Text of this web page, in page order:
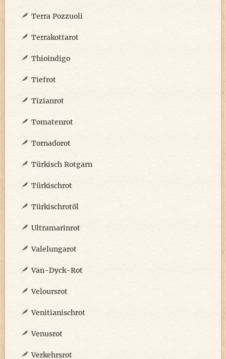
Terra Pozzuoli
Terrakottarot
Thioindigo
Tiefrot
Tizianrot
Tomatenrot
Tornadorot
Türkisch Rotgarn
Türkischrot
Türkischrotöl
Ultramarinrot
Valelungarot
Van-Dyck-Rot
Veloursrot
Venitianischrot
Venusrot
Verkehrsrot